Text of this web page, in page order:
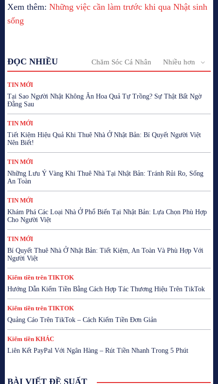
Xem thêm: Những việc cần làm trước khi qua Nhật sinh
sống
ĐỌC NHIỀU Chăm Sóc Cá Nhân Nhiều hơn
TIN MỚI
Tại Sao Người Nhật Không Ăn Hoa Quả Tự Trồng? Sự Thật Bất Ngờ
Đằng Sau
TIN MỚI
Tiết Kiệm Hiệu Quả Khi Thuê Nhà Ở Nhật Bản: Bí Quyết Người Việt
Nên Biết!
TIN MỚI
Những Lưu Ý Vàng Khi Thuê Nhà Tại Nhật Bản: Tránh Rủi Ro, Sống
An Toàn
TIN MỚI
Khám Phá Các Loại Nhà Ở Phổ Biến Tại Nhật Bản: Lựa Chọn Phù Hợp
Cho Người Việt
TIN MỚI
Bí Quyết Thuê Nhà Ở Nhật Bản: Tiết Kiệm, An Toàn Và Phù Hợp Với
Người Việt
Kiếm tiền trên TIKTOK
Hướng Dẫn Kiếm Tiền Bằng Cách Hợp Tác Thương Hiệu Trên TikTok
Kiếm tiền trên TIKTOK
Quảng Cáo Trên TikTok – Cách Kiếm Tiền Đơn Giản
Kiếm tiền KHÁC
Liên Kết PayPal Với Ngân Hàng – Rút Tiền Nhanh Trong 5 Phút
BÀI VIẾT ĐỀ SUẤT